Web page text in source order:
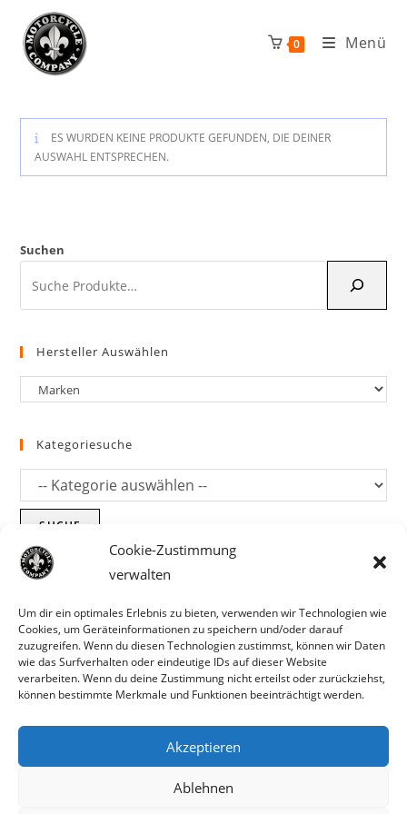
Cookie-Zustimmung
verwalten
Um dir ein optimales Erlebnis zu bieten, verwenden wir Technologien wie
Cookies, um Geräteinformationen zu speichern und/oder darauf
zuzugreifen. Wenn du diesen Technologien zustimmst, können wir Daten
wie das Surfverhalten oder eindeutige IDs auf dieser Website
verarbeiten. Wenn du deine Zustimmung nicht erteilst oder zurückziehst,
können bestimmte Merkmale und Funktionen beeinträchtigt werden.
Akzeptieren
Ablehnen
Parts für Harley Davidson, Indian und
Inhalt
springen
0 Menü
ES WURDEN KEINE PRODUKTE GEFUNDEN, DIE DEINER
AUSWAHL ENTSPRECHEN.
Suchen
Hersteller Auswählen
Kategoriesuche
SUCHE